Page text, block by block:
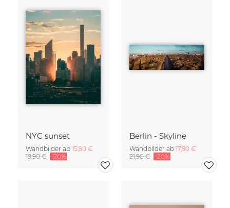
NYC sunset
Wandbilder ab 15,90 €
19,90 € -20%
Berlin - Skyline
Wandbilder ab 17,90 €
21,90 € -20%